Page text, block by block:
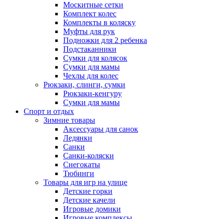
Москитные сетки
Комплект колес
Комплекты в коляску
Муфты для рук
Подножки для 2 ребенка
Подстаканники
Сумки для колясок
Сумки для мамы
Чехлы для колес
Рюкзаки, слинги, сумки
Рюкзаки-кенгуру
Сумки для мамы
Спорт и отдых
Зимние товары
Аксессуары для санок
Ледянки
Санки
Санки-коляски
Снегокаты
Тюбинги
Товары для игр на улице
Детские горки
Детские качели
Игровые домики